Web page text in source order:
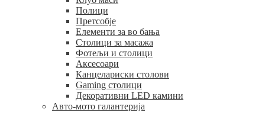
Полици
Претсобје
Елементи за во бања
Столици за масажа
Фотељи и столици
Аксесоари
Канцелариски столови
Gaming столици
Декоративни LED камини
Авто-мото галантерија